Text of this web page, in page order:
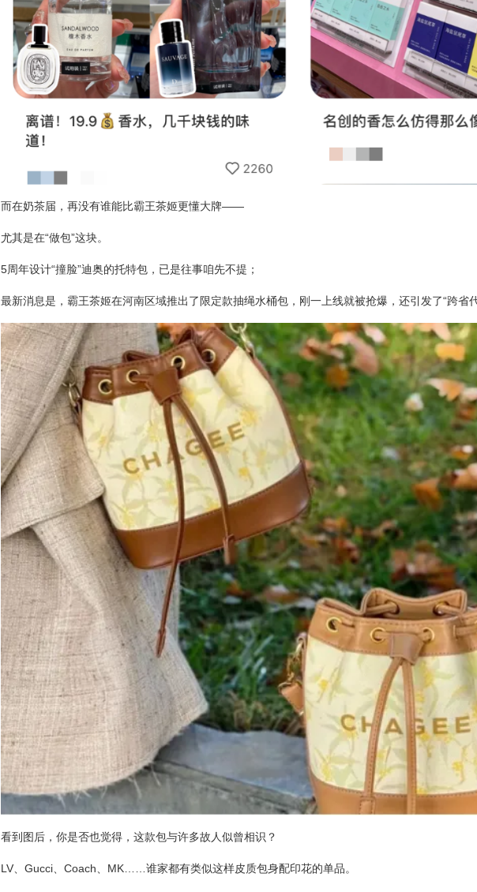
而在奶茶届，再没有谁能比霸王茶姬更懂大牌——
尤其是在“做包”这块。
5周年设计“撞脸”迪奥的托特包，已是往事咱先不提；
最新消息是，霸王茶姬在河南区域推出了限定款抽绳水桶包，刚一上线就被抢爆，还引发了“跨省
看到图后，你是否也觉得，这款包与许多故人似曾相识？
LV、Gucci、Coach、MK……谁家都有类似这样皮质包身配印花的单品。